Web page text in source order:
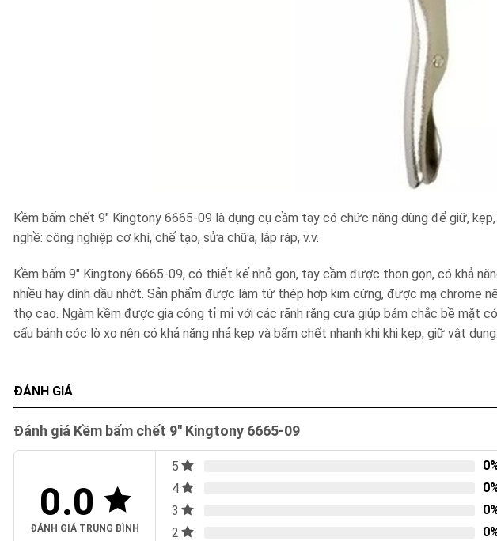
Kềm bấm chết 9″ Kingtony 6665-09 là dụng cụ cầm tay có chức năng dùng để giữ,
nghề: công nghiệp cơ khí, chế tạo, sửa chữa, lắp ráp, v.v.
Kềm bấm 9″ Kingtony 6665-09, có thiết kế nhỏ gọn, tay cầm được thon gọn, có khả
nhiều hay dính dầu nhớt. Sản phẩm được làm từ thép hợp kim cứng, được mạ chrome
thọ cao. Ngàm kềm được gia công tỉ mỉ với các rãnh răng cưa giúp bám chắc bề mặt
cấu bánh cóc lò xo nên có khả năng nhả kẹp và bấm chết nhanh khi khi kẹp, giữ vật dụng.
ĐÁNH GIÁ
Đánh giá Kềm bấm chết 9″ Kingtony 6665-09
0.0
ĐÁNH GIÁ TRUNG BÌNH
5
4
3
2